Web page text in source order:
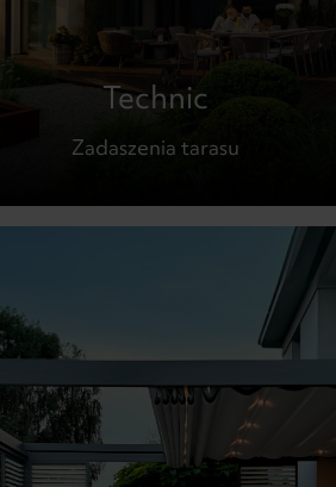
Technic
Zadaszenia tarasu